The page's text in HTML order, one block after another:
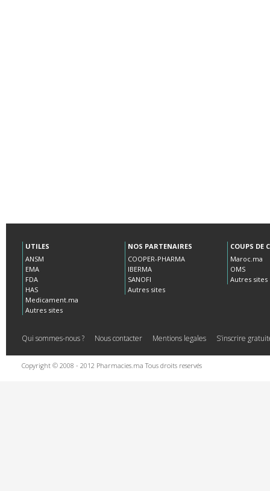
UTILES
ANSM
EMA
FDA
HAS
Medicament.ma
Autres sites
NOS PARTENAIRES
COOPER-PHARMA
IBERMA
SANOFI
Autres sites
COUPS DE
Maroc.ma
OMS
Autres sites
Qui sommes-nous ? Nous contacter Mentions legales S’inscrire
Copyright © 2008 - 2012 Pharmacies.ma Tous droits reservés